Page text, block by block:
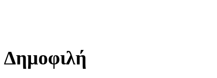
Δημοφιλή